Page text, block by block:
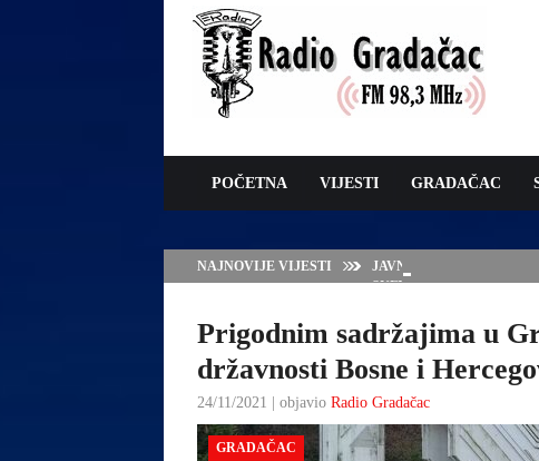
POČETNA VIJESTI GRADAČAC
NAJNOVIJE VIJESTI
JAVNI POZIV ZA
SUFINANSIRANJE
Prigodnim sadržajima u
državnosti Bosne i
24/11/2021 | objavio Radio Gradačac
GRADAČAC